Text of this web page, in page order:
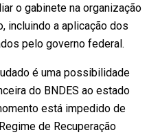
o gabinete na organização
incluindo a aplicação dos
pelo governo federal.
é uma possibilidade
do BNDES ao estado
está impedido de
de Recuperação